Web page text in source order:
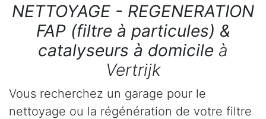
NETTOYAGE - REGENERATION
FAP (filtre à particules) &
catalyseurs à domicile à
Vertrijk
Vous recherchez un garage pour le
nettoyage ou la régénération de votre filtre